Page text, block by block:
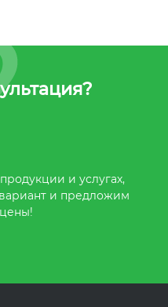
и услугах,
и предложим